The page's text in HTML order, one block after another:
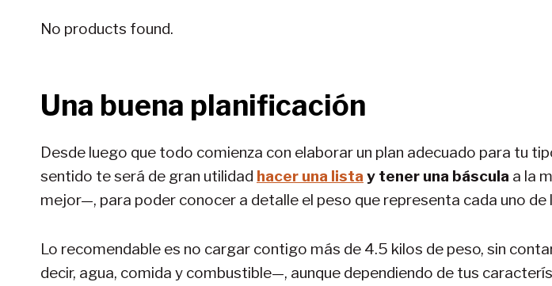
No products found.
Una buena planificación
Desde luego que todo comienza con elaborar un plan adecuado para tu
sentido te será de gran utilidad hacer una lista y tener una báscula a la
mejor—, para poder conocer a detalle el peso que representa cada uno de
Lo recomendable es no cargar contigo más de 4.5 kilos de peso, sin
decir, agua, comida y combustible—, aunque dependiendo de tus